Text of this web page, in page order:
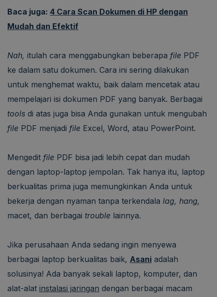
Baca juga: 4 Cara Scan Dokumen di HP dengan
Mudah dan Efektif
Nah, itulah cara menggabungkan beberapa file PDF
ke dalam satu dokumen. Cara ini sering dilakukan
untuk menghemat waktu, baik dalam mencetak atau
mempelajari isi dokumen PDF yang banyak. Berbagai
tools di atas juga bisa Anda gunakan untuk mengubah
file PDF menjadi file Excel, Word, atau PowerPoint.
Mengedit file PDF bisa jadi lebih cepat dan mudah
dengan laptop-laptop jempolan. Tak hanya itu, laptop
berkualitas prima juga memungkinkan Anda untuk
bekerja dengan nyaman tanpa terkendala lag, hang,
macet, dan berbagai trouble lainnya.
Jika perusahaan Anda sedang ingin menyewa
berbagai laptop berkualitas baik, Asani adalah
solusinya! Ada banyak sekali laptop, komputer, dan
alat-alat instalasi jaringan dengan berbagai macam